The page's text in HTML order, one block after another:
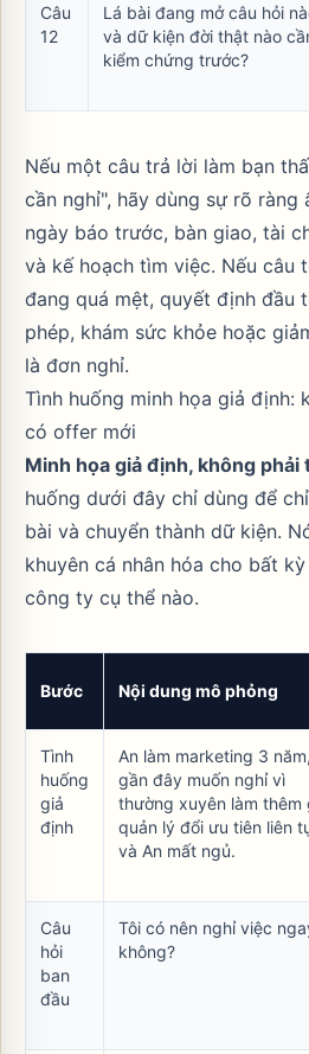
Câu
12
Lá bài đang mở câu hỏi
và dữ kiện đời thật nào
kiểm chứng trước?
Nếu một câu trả lời làm bạn
cần nghỉ", hãy dùng sự rõ ràng
ngày báo trước, bàn giao, tài
và kế hoạch tìm việc. Nếu câu
đang quá mệt, quyết định đầu
phép, khám sức khỏe hoặc
là đơn nghỉ.
Tình huống minh họa giả định:
có offer mới
Minh họa giả định, không
huống dưới đây chỉ dùng để
bài và chuyển thành dữ kiện.
khuyên cá nhân hóa cho bất
công ty cụ thể nào.
Bước Nội dung mô phỏng
Tình
huống
giả
định
An làm marketing 3 năm,
gần đây muốn nghỉ vì
thường xuyên làm thêm
quản lý đổi ưu tiên liên
và An mất ngủ.
Câu
hỏi
ban
đầu
Tôi có nên nghỉ việc
không?